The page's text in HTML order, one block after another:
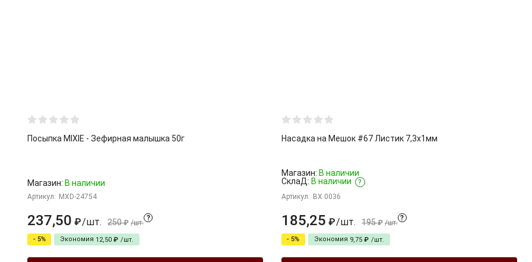
Посыпка MIXIE - Зефирная малышка 50г
Магазин: В наличии
Артикул: MXD-24754
237,50 ₽/шт. 250 ₽ /шт.
?
- 5% Экономия 12,50 ₽ /шт.
Насадка на Мешок #67 Листик 7,3х1мм
Магазин: В наличии
СклаД: В наличии ?
Артикул: BX 0036
185,25 ₽/шт. 195 ₽ /шт.
?
- 5% Экономия 9,75 ₽ /шт.